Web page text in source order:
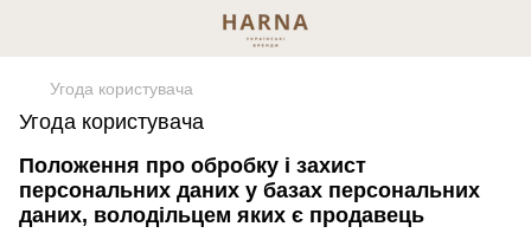
Угода користувача
Угода користувача
Положення про обробку і захист
персональних даних у базах персональних
даних, володільцем яких є продавець